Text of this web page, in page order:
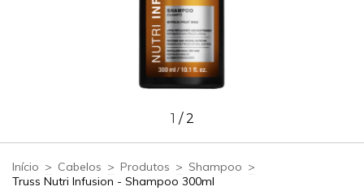
1 /2
Início > Cabelos > Produtos > Shampoo >
Truss Nutri Infusion - Shampoo 300ml